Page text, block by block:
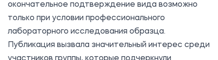
окончательное подтверждение вида возможно
только при условии профессионального
лабораторного исследования образца.
Публикация вызвала значительный интерес среди